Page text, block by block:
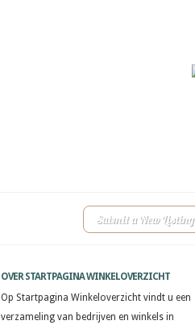
Submit a New Listing
OVER STARTPAGINA WINKELOVERZICHT
Op Startpagina Winkeloverzicht vindt u een
verzameling van bedrijven en winkels in